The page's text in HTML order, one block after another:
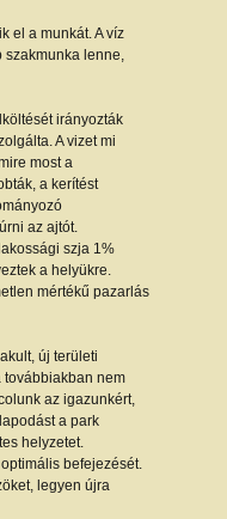
el a munkát. A víz
szakmunka lenne,
irányozták
A vizet mi
most a
a kerítést
az ajtót.
szja 1%
a helyükre.
mértékű pazarlás
új területi
továbbiakban nem
az igazunkért,
a park
helyzetet.
befejezését.
legyen újra